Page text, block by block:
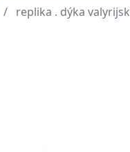
replika . dýka